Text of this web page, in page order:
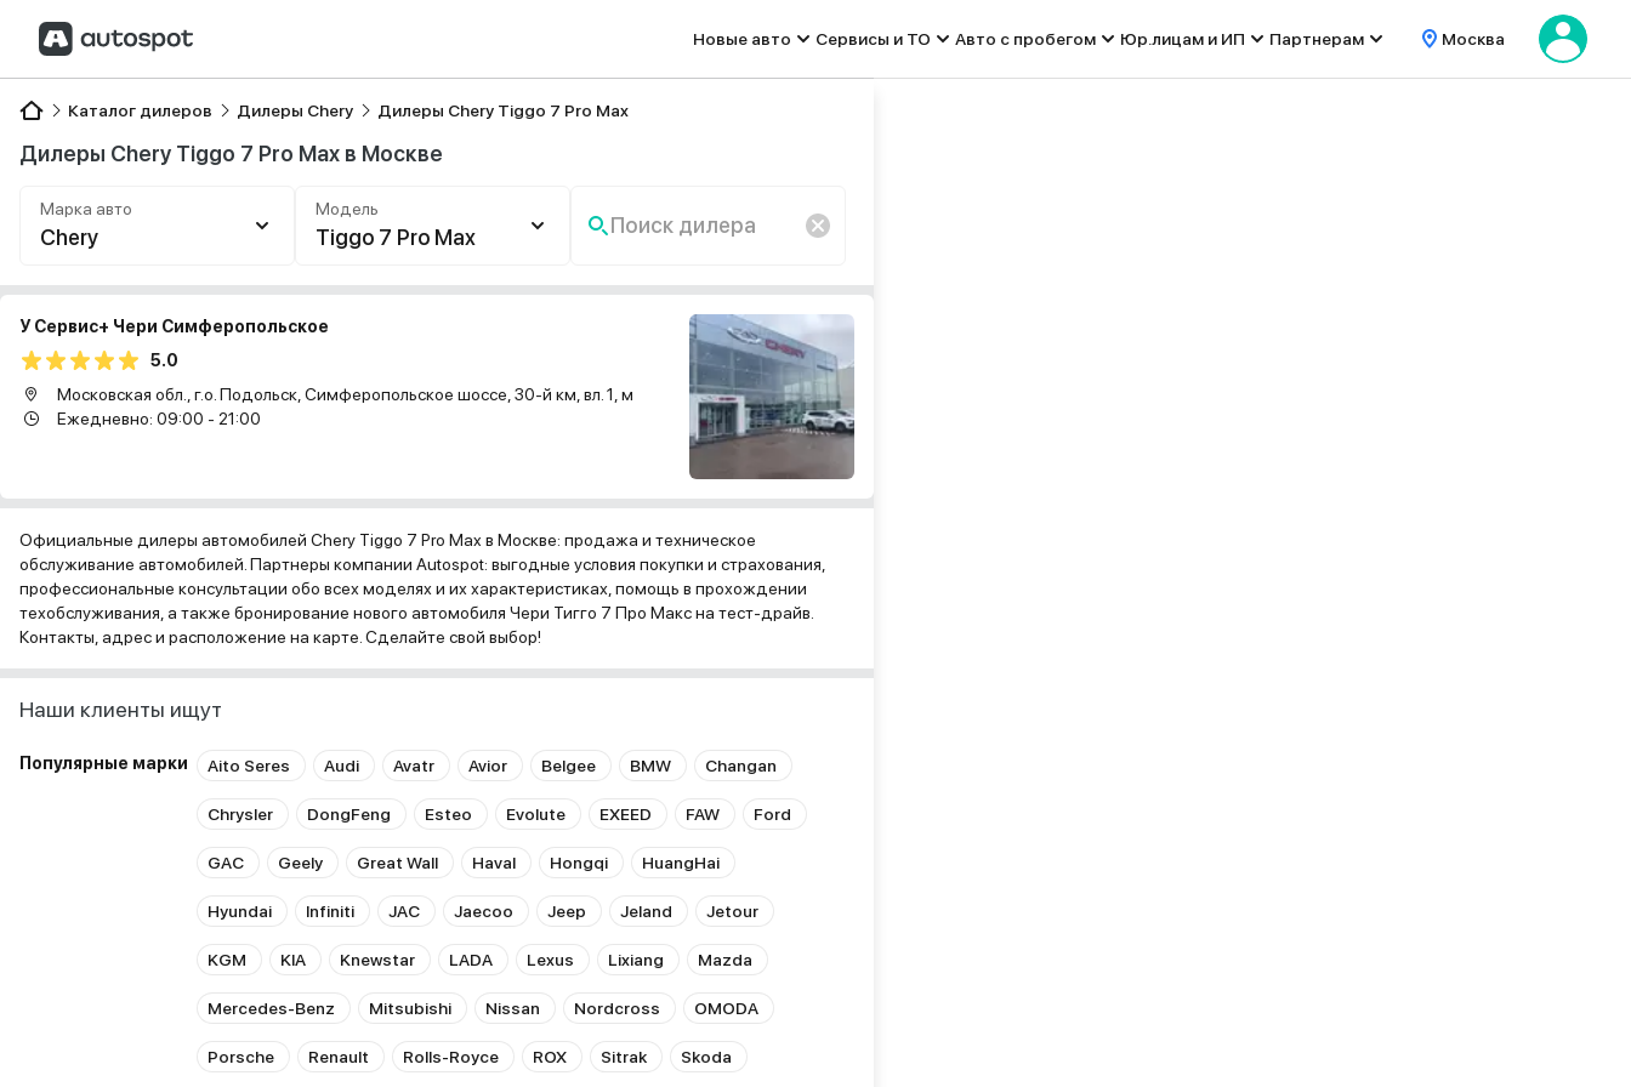
Новые авто Сервисы и ТО Авто с пробегом Юр.лицам и ИП Партнерам Москва
Каталог дилеров Дилеры Chery Дилеры Chery Tiggo 7 Pro Max
Дилеры Chery Tiggo 7 Pro Max в Москве
Chery
Марка авто
Tiggo 7 Pro Max
Модель
Поиск дилера
По запросу «» ничего не
У Сервис+ Чери Симферопольское
5.0
Московская обл., г.о. Подольск, Симферопольское шоссе, 30-й км, вл. 1, м
Ежедневно: 09:00 - 21:00
Официальные дилеры автомобилей Chery Tiggo 7 Pro Max в Москве: продажа и техническое
обслуживание автомобилей. Партнеры компании Autospot: выгодные условия покупки и страхования,
профессиональные консультации обо всех моделях и их характеристиках, помощь в прохождении
техобслуживания, а также бронирование нового автомобиля Чери Тигго 7 Про Макс на тест-драйв.
Контакты, адрес и расположение на карте. Сделайте свой выбор!
Наши клиенты ищут
Популярные марки Aito Seres Audi Avatr Avior Belgee BMW Changan
Chrysler DongFeng Esteo Evolute EXEED FAW Ford
GAC Geely Great Wall Haval Hongqi HuangHai
Hyundai Infiniti JAC Jaecoo Jeep Jeland Jetour
KGM KIA Knewstar LADA Lexus Lixiang Mazda
Mercedes-Benz Mitsubishi Nissan Nordcross OMODA
Porsche Renault Rolls-Royce ROX Sitrak Skoda